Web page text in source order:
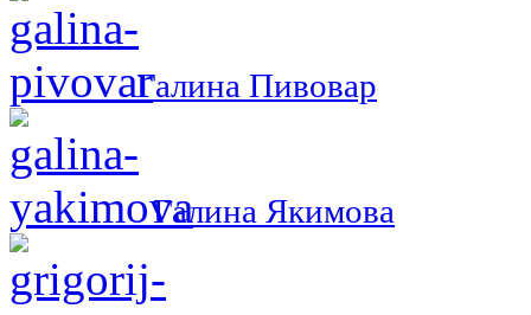
Галина Пивовар
Галина Якимова